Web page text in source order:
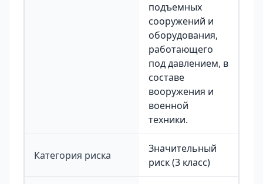
подъемных
сооружений и
оборудования,
работающего
под давлением, в
составе
вооружения и
военной
техники.
Категория риска
Значительный
риск (3 класс)